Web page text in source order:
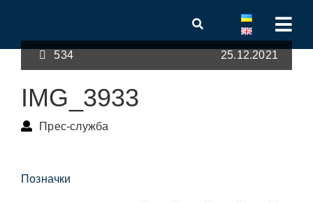
534 25.12.2021
IMG_3933
Прес-служба
Позначки